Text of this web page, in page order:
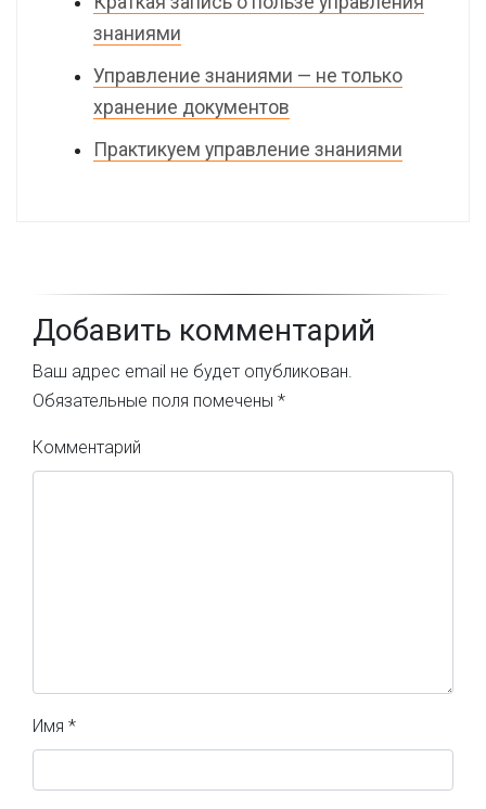
знаниями
Управление знаниями — не только
хранение документов
Практикуем управление знаниями
Добавить комментарий
Ваш адрес email не будет опубликован.
Обязательные поля помечены *
Комментарий
Имя *